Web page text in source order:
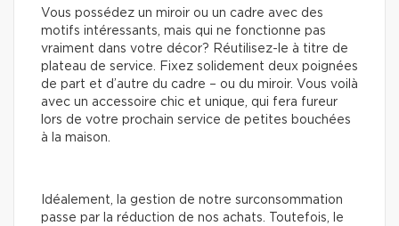
Vous possédez un miroir ou un cadre avec des
motifs intéressants, mais qui ne fonctionne pas
vraiment dans votre décor? Réutilisez-le à titre de
plateau de service. Fixez solidement deux poignées
de part et d’autre du cadre – ou du miroir. Vous voilà
avec un accessoire chic et unique, qui fera fureur
lors de votre prochain service de petites bouchées
à la maison.
Idéalement, la gestion de notre surconsommation
passe par la réduction de nos achats. Toutefois, le